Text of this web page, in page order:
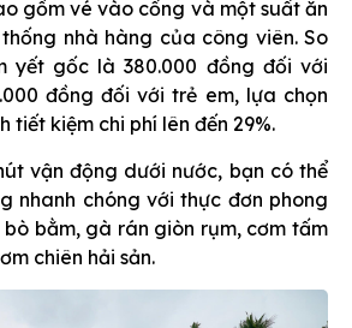
gồm vé vào cổng và một suất ăn
nhà hàng của công viên. So
yết gốc là 380.000 đồng đối với
đồng đối với trẻ em, lựa chọn
tiết kiệm chi phí lên đến 29%.
vận động dưới nước, bạn có thể
nhanh chóng với thực đơn phong
bò bằm, gà rán giòn rụm, cơm tấm
chiên hải sản.